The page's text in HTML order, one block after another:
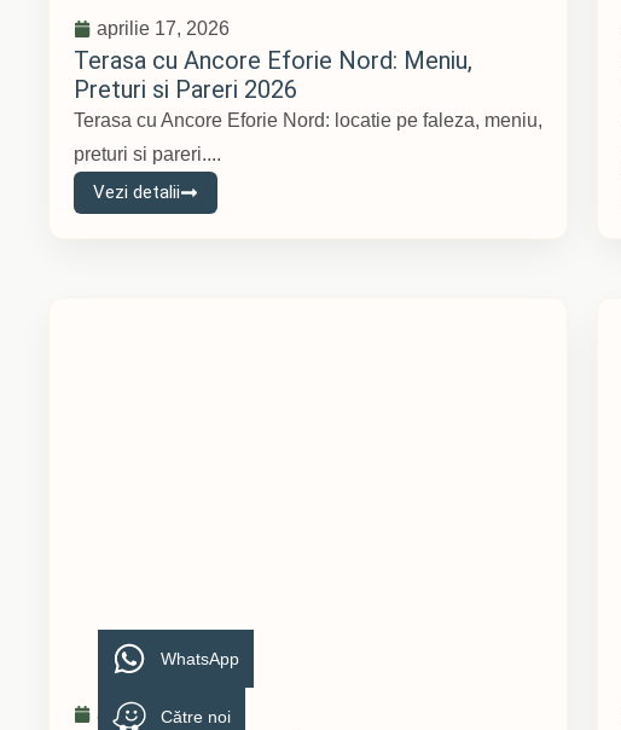
aprilie 17, 2026
Terasa cu Ancore Eforie Nord: Meniu,
Preturi si Pareri 2026
Terasa cu Ancore Eforie Nord: locatie pe faleza, meniu,
preturi si pareri....
Vezi detalii
aprilie 9, 2026
WhatsApp
Către noi